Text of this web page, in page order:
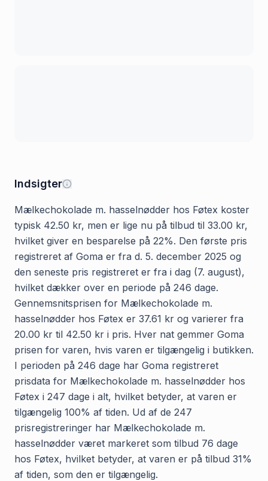
Indsigter
Mælkechokolade m. hasselnødder hos Føtex koster
typisk 42.50 kr, men er lige nu på tilbud til 33.00 kr,
hvilket giver en besparelse på 22%. Den første pris
registreret af Goma er fra d. 5. december 2025 og
den seneste pris registreret er fra i dag (7. august),
hvilket dækker over en periode på 246 dage.
Gennemsnitsprisen for Mælkechokolade m.
hasselnødder hos Føtex er 37.61 kr og varierer fra
20.00 kr til 42.50 kr i pris. Hver nat gemmer Goma
prisen for varen, hvis varen er tilgængelig i butikken.
I perioden på 246 dage har Goma registreret
prisdata for Mælkechokolade m. hasselnødder hos
Føtex i 247 dage i alt, hvilket betyder, at varen er
tilgængelig 100% af tiden. Ud af de 247
prisregistreringer har Mælkechokolade m.
hasselnødder været markeret som tilbud 76 dage
hos Føtex, hvilket betyder, at varen er på tilbud 31%
af tiden, som den er tilgængelig.